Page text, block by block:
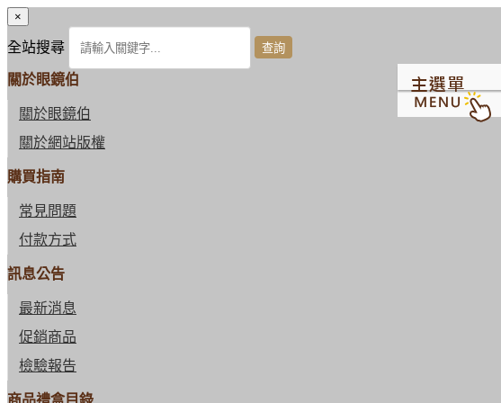
×
全站搜尋
關於眼鏡伯
關於眼鏡伯
關於網站版權
購買指南
常見問題
付款方式
訊息公告
最新消息
促銷商品
檢驗報告
商品禮盒目錄